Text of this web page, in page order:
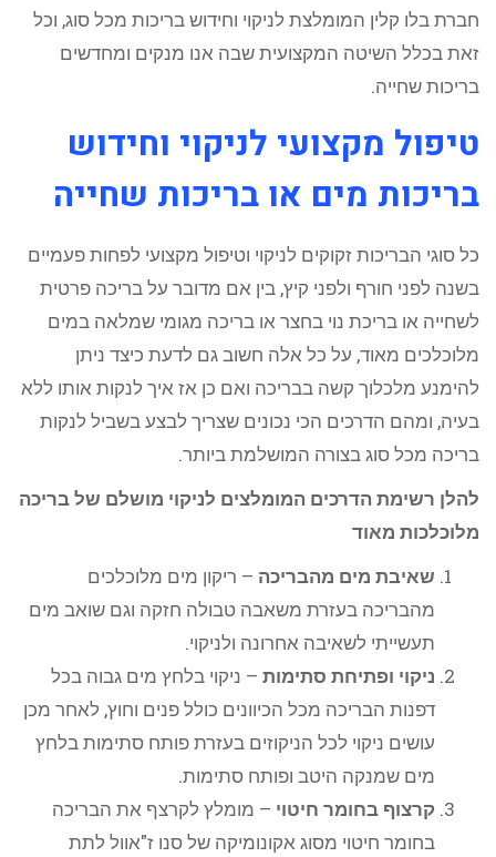
חברת בלו קלין המומלצת לניקוי וחידוש בריכות מכל סוג, וכל
זאת בכלל השיטה המקצועית שבה אנו מנקים ומחדשים
בריכות שחייה.
טיפול מקצועי לניקוי וחידוש
בריכות מים או בריכות שחייה
כל סוגי הבריכות זקוקים לניקוי וטיפול מקצועי לפחות פעמיים
בשנה לפני חורף ולפני קיץ, בין אם מדובר על בריכה פרטית
לשחייה או בריכת נוי בחצר או בריכה מגומי שמלאה במים
מלוכלכים מאוד, על כל אלה חשוב גם לדעת כיצד ניתן
להימנע מלכלוך קשה בבריכה ואם כן אז איך לנקות אותו ללא
בעיה, ומהם הדרכים הכי נכונים שצריך לבצע בשביל לנקות
בריכה מכל סוג בצורה המושלמת ביותר.
להלן רשימת הדרכים המומלצים לניקוי מושלם של בריכה
מלוכלכות מאוד
שאיבת מים מהבריכה – ריקון מים מלוכלכים
מהבריכה בעזרת משאבה טבולה חזקה וגם שואב מים
תעשייתי לשאיבה אחרונה ולניקוי.
ניקוי ופתיחת סתימות – ניקוי בלחץ מים גבוה בכל
דפנות הבריכה מכל הכיוונים כולל פנים וחוץ, לאחר מכן
עושים ניקוי לכל הניקוזים בעזרת פותח סתימות בלחץ
מים שמנקה היטב ופותח סתימות.
קרצוף בחומר חיטוי – מומלץ לקרצף את הבריכה
בחומר חיטוי מסוג אקונומיקה של סנו ז"אוול לתת